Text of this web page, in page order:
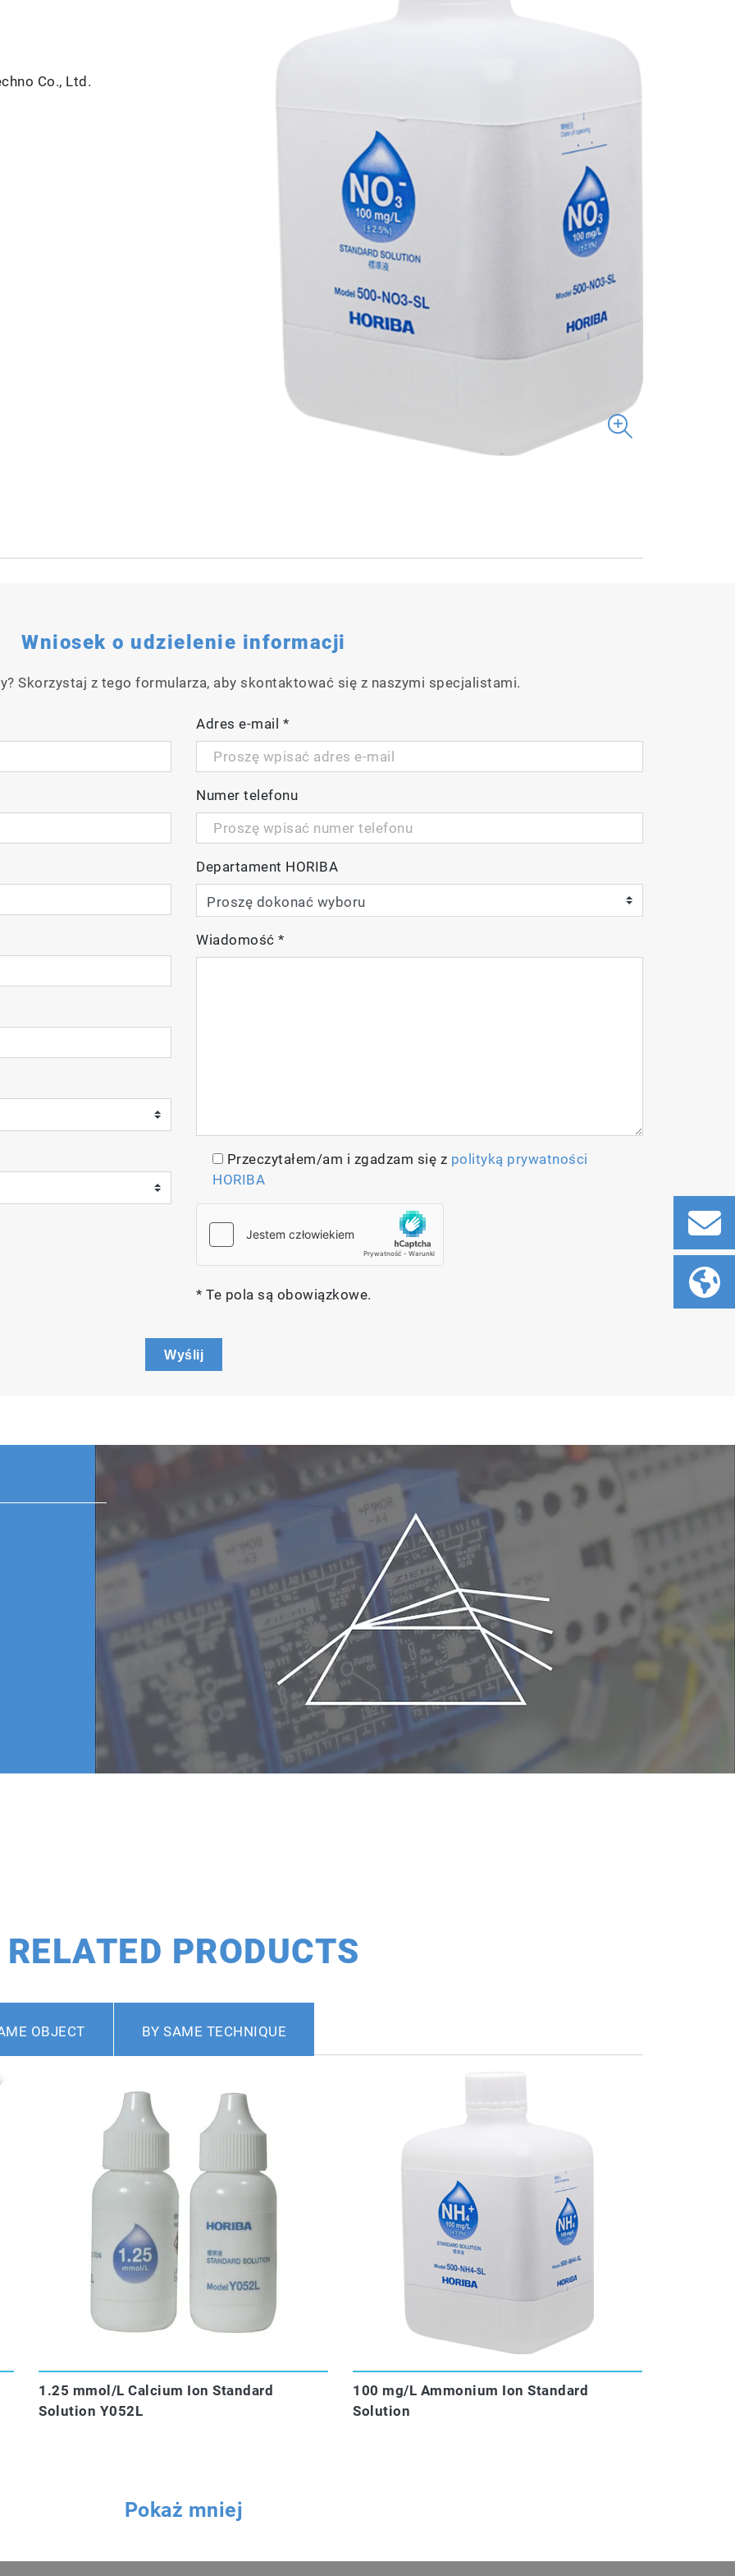
Co., Ltd.
Wniosek o udzielenie informacji
Skorzystaj z tego formularza, aby skontaktować się z naszymi specjalistami.
Adres e-mail *
Numer telefonu
Departament HORIBA
Wiadomość *
Przeczytałem/am i zgadzam się z polityką prywatności
HORIBA
* Te pola są obowiązkowe.
Wyślij
RELATED PRODUCTS
OBJECT BY SAME TECHNIQUE
1.25 mmol/L Calcium Ion Standard
Solution Y052L
100 mg/L Ammonium Ion Standard
Solution
Pokaż mniej